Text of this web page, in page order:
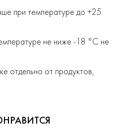
при температуре до +25
не ниже -18 °С не
отдельно от продуктов,